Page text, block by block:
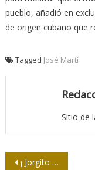
pueblo, añadió en
de origen cubano que
Tagged José Martí
Sitio de
Navegación
¡ Jorgito ya es periodista!